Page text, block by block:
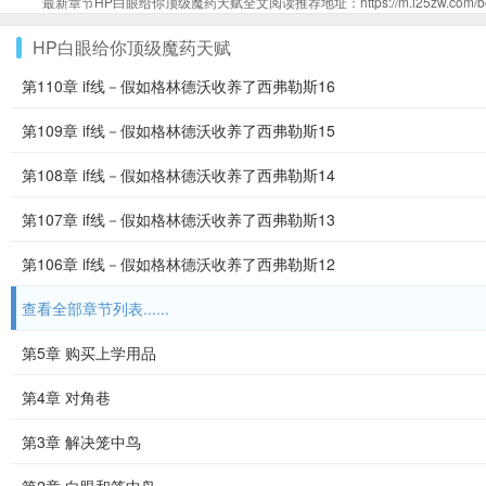
HP白眼给你顶级魔药天赋
第110章 if线－假如格林德沃收养了西弗勒斯16
第109章 if线－假如格林德沃收养了西弗勒斯15
第108章 if线－假如格林德沃收养了西弗勒斯14
第107章 if线－假如格林德沃收养了西弗勒斯13
第106章 if线－假如格林德沃收养了西弗勒斯12
查看全部章节列表......
第5章 购买上学用品
第4章 对角巷
第3章 解决笼中鸟